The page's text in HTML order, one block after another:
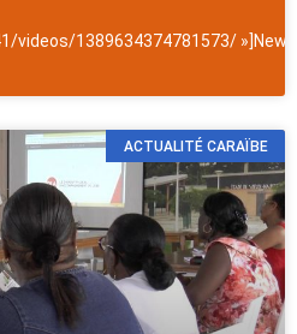
videos/1389634374781573/
ACTUALITÉ CARAÏBE